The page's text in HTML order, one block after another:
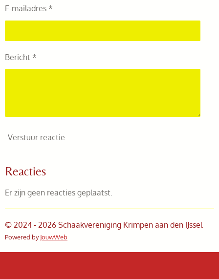
E-mailadres *
Bericht *
Verstuur reactie
Reacties
Er zijn geen reacties geplaatst.
© 2024 - 2026 Schaakvereniging Krimpen aan den IJssel
Powered byJouwWeb